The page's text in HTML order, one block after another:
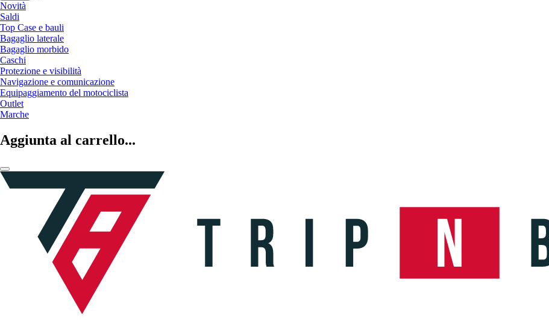
Novità
Saldi
Top Case e bauli
Bagaglio laterale
Bagaglio morbido
Caschi
Protezione e visibilità
Navigazione e comunicazione
Equipaggiamento del motociclista
Outlet
Marche
Aggiunta al carrello...